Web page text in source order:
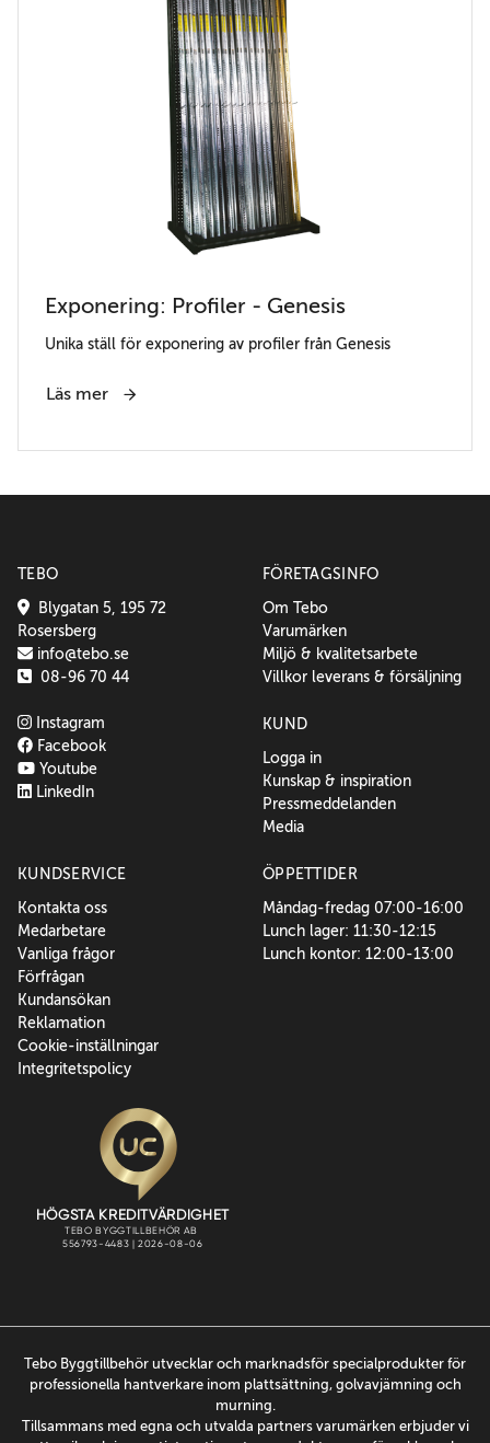
Exponering: Profiler - Genesis
Unika ställ för exponering av profiler från Genesis
Läs mer
TEBO
Blygatan 5, 195 72
Rosersberg
info@tebo.se
08-96 70 44
Instagram
Facebook
Youtube
LinkedIn
FÖRETAGSINFO
Om Tebo
Varumärken
Miljö & kvalitetsarbete
Villkor leverans & försäljning
KUND
Logga in
Kunskap & inspiration
Pressmeddelanden
Media
KUNDSERVICE
Kontakta oss
Medarbetare
Vanliga frågor
Förfrågan
Kundansökan
Reklamation
Cookie-inställningar
Integritetspolicy
ÖPPETTIDER
Måndag-fredag 07:00-16:00
Lunch lager: 11:30-12:15
Lunch kontor: 12:00-13:00
Tebo Byggtillbehör utvecklar och marknadsför specialprodukter för
professionella hantverkare inom plattsättning, golvavjämning och
murning.
Tillsammans med egna och utvalda partners varumärken erbjuder vi